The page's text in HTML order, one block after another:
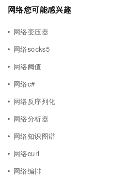
网络您可能感兴趣
网络变压器
网络socks5
网络阈值
网络c#
网络反序列化
网络分析器
网络知识图谱
网络curl
网络编排